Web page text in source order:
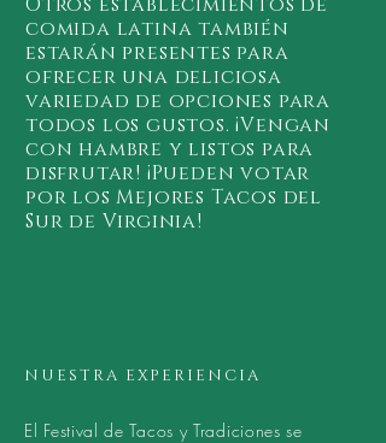
comida latina también
estarán presentes para
ofrecer una deliciosa
variedad de opciones para
todos los gustos. ¡Vengan
con hambre y listos para
disfrutar! ¡Pueden votar
por los Mejores Tacos del
Sur de Virginia!
NUESTRA EXPERIENCIA
El Festival de Tacos y Tradiciones se